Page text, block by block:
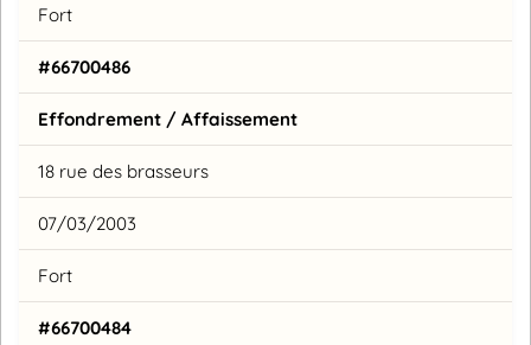
Fort
#66700486
Effondrement / Affaissement
18 rue des brasseurs
07/03/2003
Fort
#66700484